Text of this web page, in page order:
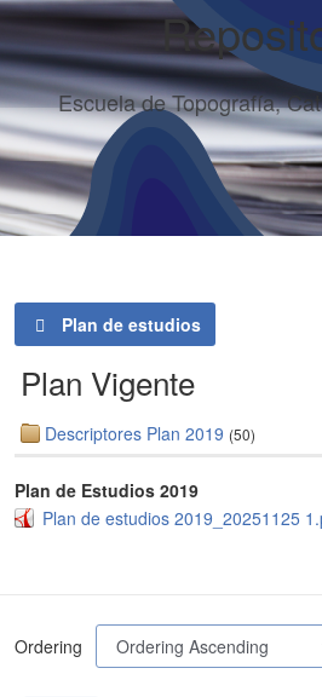
Escuela de Topografía,
Plan de estudios
Plan Vigente
Descriptores Plan 2019 (50)
Plan de Estudios 2019
Plan de estudios 2019_20251125
Ordering